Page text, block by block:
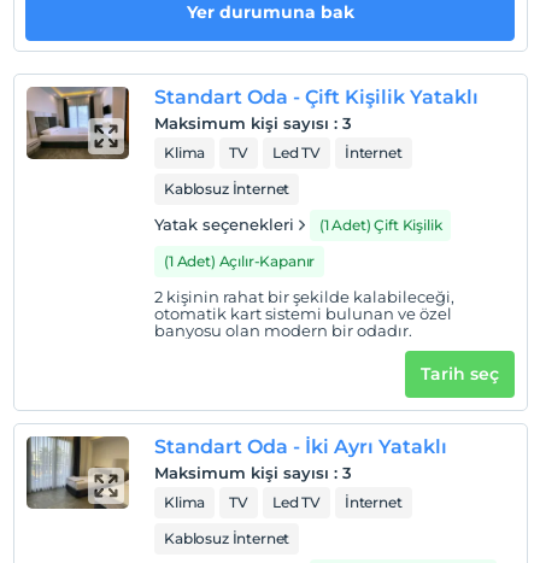
Haritada Göster
Otel koşulları
En erken saat 14:00 ve sonrası
En geç saat 11:00 ve öncesi
Odalarda sigara içilmez
Giriş saatleri
Çocuklar
2 yaşına kadar olan bebekler ücretsizdir.
Yer durumuna bak
Standart Oda - Çift Kişilik Yataklı
Maksimum kişi sayısı : 3
Klima TV Led TV
İnternet
Kablosuz İnternet
Yatak seçenekleri
(1 Adet) Çift Kişilik
(1 Adet) Açılır-Kapanır
2 kişinin rahat bir şekilde kalabileceği,
otomatik kart sistemi bulunan ve özel
banyosu olan modern bir odadır.
Tarih seç
Standart Oda - İki Ayrı Yataklı
Maksimum kişi sayısı : 3
Klima TV Led TV
İnternet
Kablosuz İnternet